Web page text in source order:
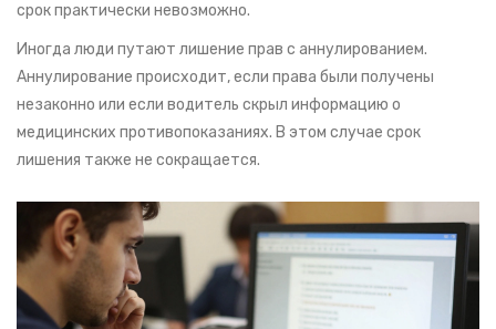
срок практически невозможно.
Иногда люди путают лишение прав с аннулированием.
Аннулирование происходит, если права были получены
незаконно или если водитель скрыл информацию о
медицинских противопоказаниях. В этом случае срок
лишения также не сокращается.